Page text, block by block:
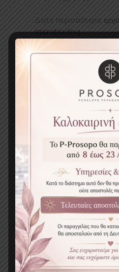
Δείτε περισσότερα
microblading
Δείτε
εφαρμογές
βελόνες
PROSOPO
Κριτικές
Κριτικές Προϊόντων
Title of your review
Γράψτε μια κριτική